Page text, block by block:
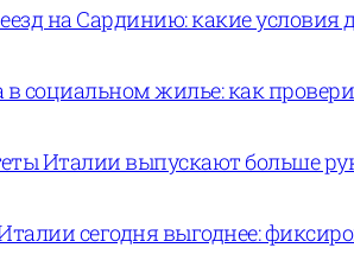
на Сардинию: какие условия
в социальном жилье: как
Италии выпускают больше
сегодня выгоднее: